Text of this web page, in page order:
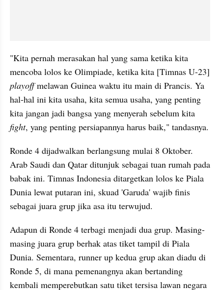
"Kita pernah merasakan hal yang sama ketika kita
playoff melawan Guinea waktu itu main di Prancis. Ya
hal-hal ini kita usaha, kita semua usaha, yang penting
fight, yang penting persiapannya harus baik," tandasnya.
Ronde 4 dijadwalkan berlangsung mulai 8 Oktober.
Arab Saudi dan Qatar ditunjuk sebagai tuan rumah pada
babak ini. Timnas Indonesia ditargetkan lolos ke Piala
Dunia lewat putaran ini, skuad 'Garuda' wajib finis
sebagai juara grup jika asa itu terwujud.
Adapun di Ronde 4 terbagi menjadi dua grup. Masing-
masing juara grup berhak atas tiket tampil di Piala
Dunia. Sementara, runner up kedua grup akan diadu di
Ronde 5, di mana pemenangnya akan bertanding
kembali memperebutkan satu tiket tersisa lawan negara